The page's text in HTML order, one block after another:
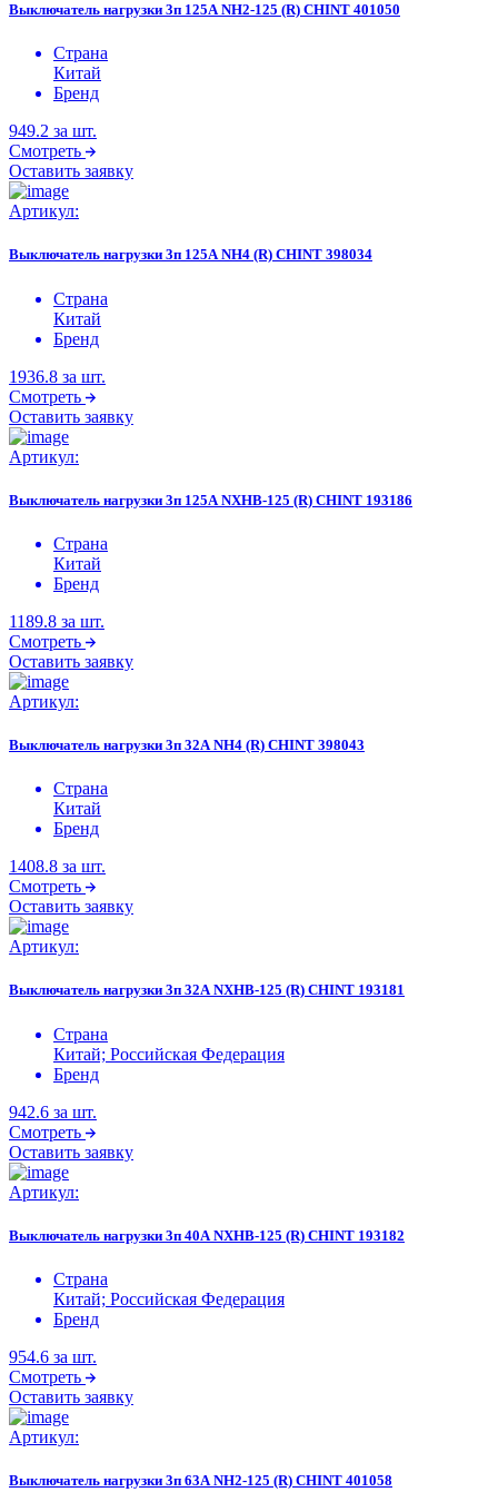
Выключатель нагрузки 3п 125А NH2-125 (R) CHINT 401050
Страна
Китай
Бренд
949.2 за шт.
Смотреть
Оставить заявку
Артикул:
Выключатель нагрузки 3п 125А NH4 (R) CHINT 398034
Страна
Китай
Бренд
1936.8 за шт.
Смотреть
Оставить заявку
Артикул:
Выключатель нагрузки 3п 125А NXHB-125 (R) CHINT 193186
Страна
Китай
Бренд
1189.8 за шт.
Смотреть
Оставить заявку
Артикул:
Выключатель нагрузки 3п 32А NH4 (R) CHINT 398043
Страна
Китай
Бренд
1408.8 за шт.
Смотреть
Оставить заявку
Артикул:
Выключатель нагрузки 3п 32А NXHB-125 (R) CHINT 193181
Страна
Китай; Российская Федерация
Бренд
942.6 за шт.
Смотреть
Оставить заявку
Артикул:
Выключатель нагрузки 3п 40А NXHB-125 (R) CHINT 193182
Страна
Китай; Российская Федерация
Бренд
954.6 за шт.
Смотреть
Оставить заявку
Артикул:
Выключатель нагрузки 3п 63А NH2-125 (R) CHINT 401058